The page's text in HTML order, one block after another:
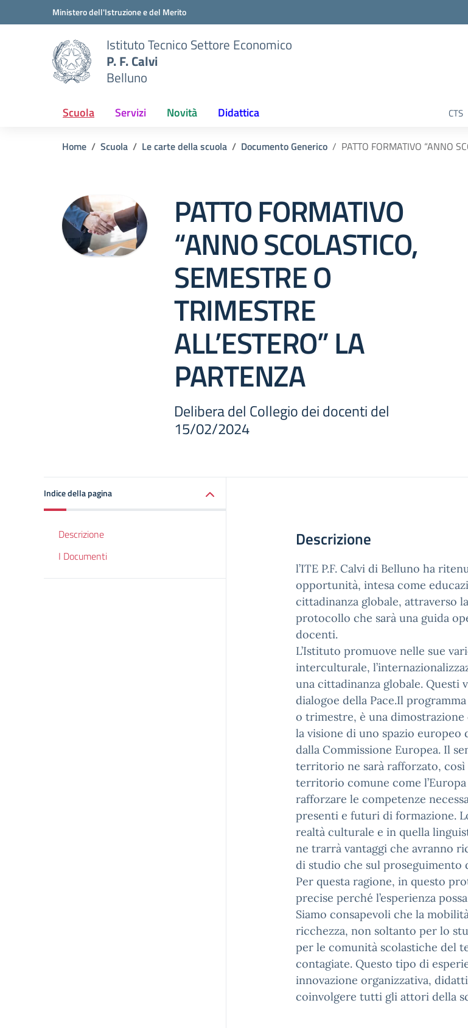
Vai ai contenuti
Vai al menu di navigazioneMinistero dell'Istruzione e del Merito
Istituto Tecnico Settore Economico
P. F. Calvi
Belluno
Scuola Servizi Novità Didattica CTS
Home Scuola Le carte della scuola Documento Generico PATTO FORMATIVO “ANNO
PATTO FORMATIVO
“ANNO SCOLASTICO,
SEMESTRE O
TRIMESTRE
ALL’ESTERO” LA
PARTENZA
Delibera del Collegio dei docenti del
15/02/2024
Indice della pagina
Descrizione
I Documenti
Descrizione
l’ITE P.F. Calvi di Belluno ha
opportunità, intesa come
cittadinanza globale, attraverso
protocollo che sarà una guida
docenti.
L’Istituto promuove nelle sue
interculturale,
una cittadinanza globale. Questi
dialogoe della Pace.Il
o trimestre, è una
la visione di uno spazio europeo
dalla Commissione Europea. Il
territorio ne sarà rafforzato, così
territorio comune come
rafforzare le competenze
presenti e futuri di formazione.
realtà culturale e in quella
ne trarrà vantaggi che avranno
di studio che sul proseguimento
Per questa ragione, in questo
precise perché l’esperienza
Siamo consapevoli che la
ricchezza, non soltanto per lo
per le comunità scolastiche del
contagiate. Questo tipo di
innovazione organizzativa,
coinvolgere tutti gli attori della